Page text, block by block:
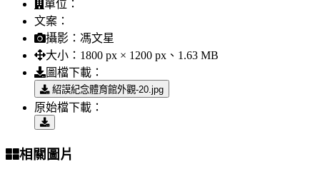
單位：
文案：
攝影： 馮文星
大小： 1800 px × 1200 px、1.63 MB
圖檔下載：
紹謨紀念體育館外觀-20.jpg
原始檔下載：
相關圖片